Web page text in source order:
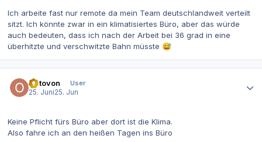
Ich arbeite fast nur remote da mein Team deutschlandweit verteilt
sitzt. Ich könnte zwar in ein klimatisiertes Büro, aber das würde
auch bedeuten, dass ich nach der Arbeit bei 36 grad in eine
überhitzte und verschwitzte Bahn müsste 😅
Octovon
User
25. Juni25. Jun
Keine Pflicht fürs Büro aber dort ist die Klima.
Also fahre ich an den heißen Tagen ins Büro